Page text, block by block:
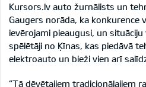
Kursors.lv auto žurnālists un
Gaugers norāda, ka konkurence
ievērojami pieaugusi, un
spēlētāji no Ķīnas, kas piedāvā
elektroauto un bieži vien arī
“Tā dēvētajiem tradicionālajiem